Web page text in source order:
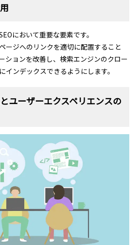
において重要な要素です。
ージへのリンクを適切に配置すること
ションを改善し、検索エンジンのクロー
インデックスできるようにします。
ユーザーエクスペリエンスの